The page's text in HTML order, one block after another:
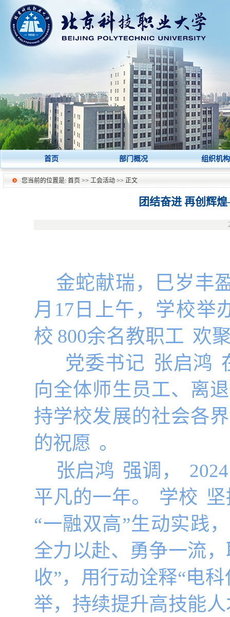
首页 部门概况 组织机构
您当前的位置是: 首页 >> 工会活动 >> 正文
团结奋进 再创辉
金蛇献瑞，巳岁丰
月17日上午，学校举
校 800余名教职工 欢
党委书记 张启鸿
向全体师生员工、离
持学校发展的社会各
的祝愿 。
张启鸿 强调，
2024
平凡的一年。
学校
“一融双高”生动实践
全力以赴、勇争一流
收”，用行动诠释“电
举，持续提升高技能